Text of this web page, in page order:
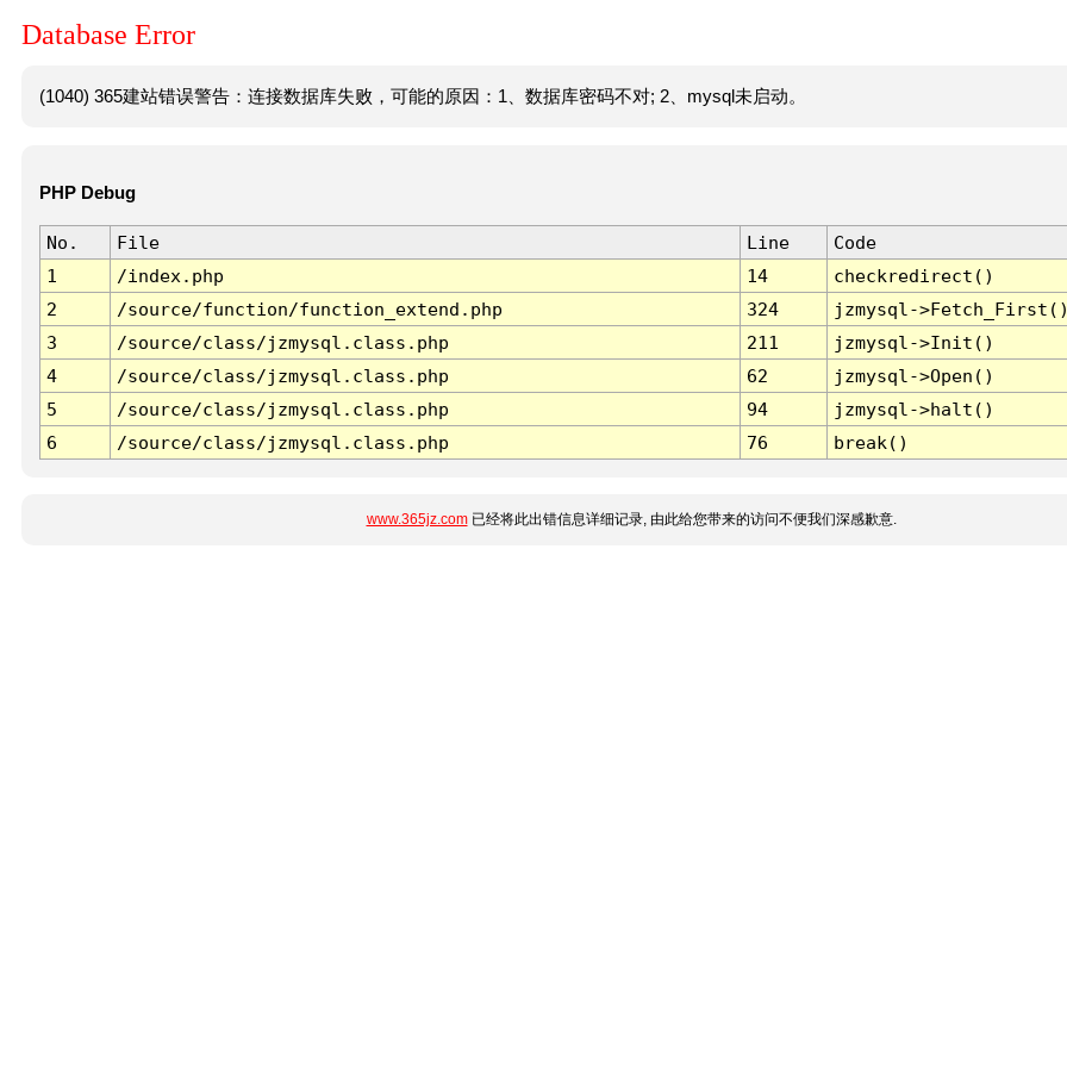
Database Error
(1040) 365建站错误警告：连接数据库失败，可能的原因：1、数据库密码不对; 2、mysql未启动。
PHP Debug
No. File Line
Code
1
/index.php 14
checkredirect()
2
/source/function/function_extend.php 324
jzmysql-
3
/source/class/jzmysql.class.php 211
jzmysql->Init()
4
/source/class/jzmysql.class.php 62
jzmysql->Open()
5
/source/class/jzmysql.class.php 94
jzmysql->halt()
6
/source/class/jzmysql.class.php 76 break()
www.365jz.com已经将此出错信息详细记录, 由此给您带来的访问不便我们深感歉意.